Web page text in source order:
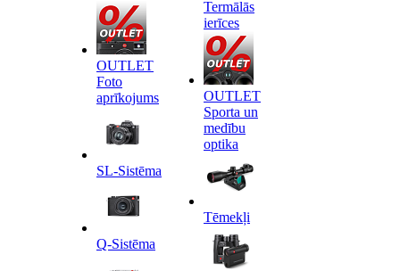
OUTLET
Foto
aprīkojums
SL-Sistēma
Q-Sistēma
Termālās
ierīces
OUTLET
Sporta un
medību
optika
Tēmekļi